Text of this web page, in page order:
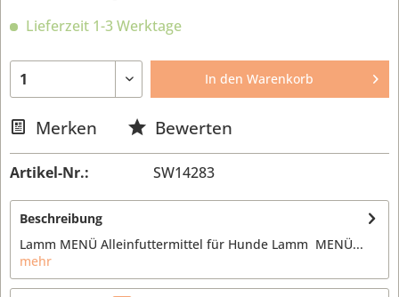
Lieferzeit 1-3 Werktage
In den Warenkorb
Merken Bewerten
Artikel-Nr.: SW14283
Beschreibung
Lamm MENÜ Alleinfuttermittel für Hunde Lamm MENÜ...
mehr